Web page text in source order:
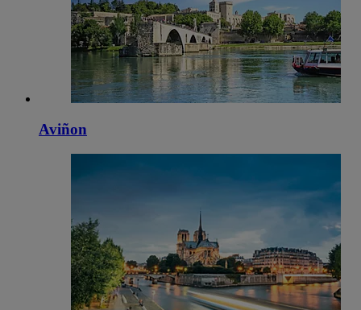
Aviñon